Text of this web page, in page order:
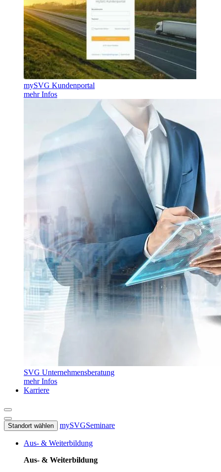
mySVG Kundenportal
mehr Infos
SVG Unternehmensberatung
mehr Infos
Karriere
Standort wählen mySVGSeminare
Aus- & Weiterbildung
Aus- & Weiterbildung